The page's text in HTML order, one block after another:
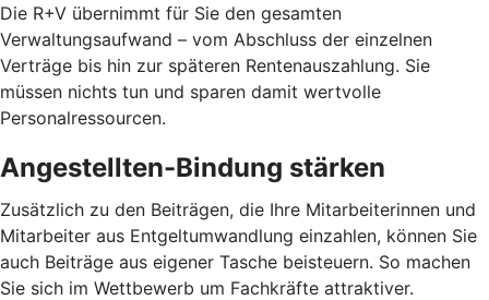
Die R+V übernimmt für Sie den gesamten
Verwaltungsaufwand – vom Abschluss der einzelnen
Verträge bis hin zur späteren Rentenauszahlung. Sie
müssen nichts tun und sparen damit wertvolle
Personalressourcen.
Angestellten-Bindung stärken
Zusätzlich zu den Beiträgen, die Ihre Mitarbeiterinnen und
Mitarbeiter aus Entgeltumwandlung einzahlen, können Sie
auch Beiträge aus eigener Tasche beisteuern. So machen
Sie sich im Wettbewerb um Fachkräfte attraktiver.